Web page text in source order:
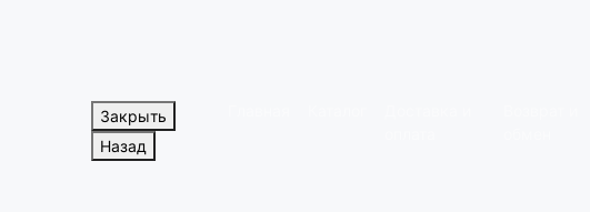
Закрыть
Назад